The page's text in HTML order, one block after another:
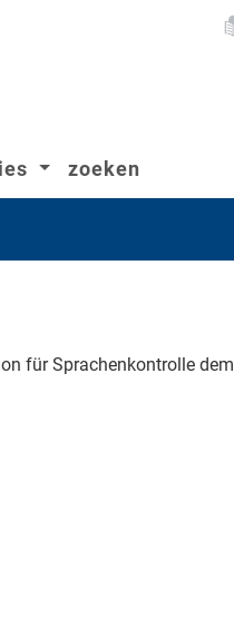
zoeken
für Sprachenkontrolle dem